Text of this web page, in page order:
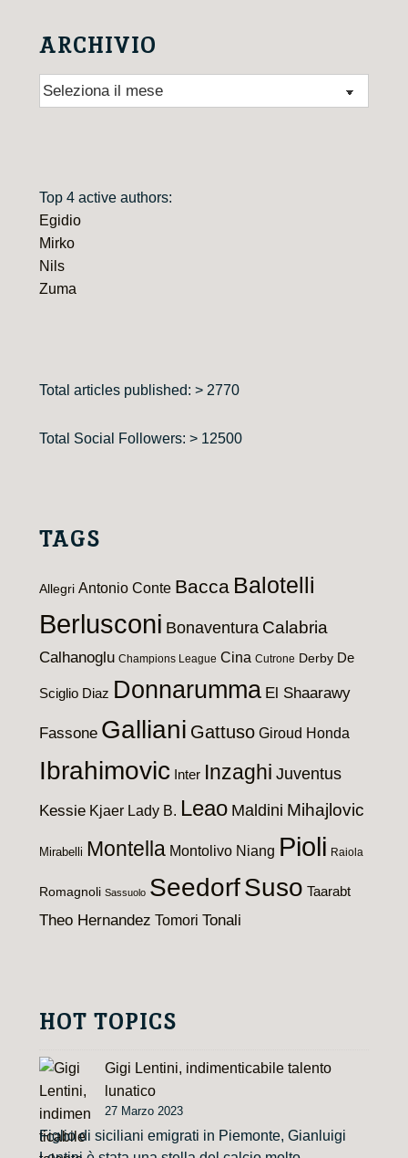
ARCHIVIO
Archivio
Top 4 active authors:
Egidio
Mirko
Nils
Zuma
Total articles published: > 2770
Total Social Followers: > 12500
TAGS
Allegri Antonio Conte Bacca Balotelli
Berlusconi Bonaventura Calabria
Calhanoglu Champions League Cina Cutrone Derby De
Sciglio Diaz Donnarumma El Shaarawy
Fassone Galliani Gattuso Giroud Honda
Ibrahimovic Inter Inzaghi Juventus
Kessie Kjaer Lady B. Leao Maldini Mihajlovic
Mirabelli Montella Montolivo Niang Pioli Raiola
Romagnoli Sassuolo SeedorfSuso Taarabt
Theo Hernandez Tomori Tonali
HOT TOPICS
Gigi Lentini, indimenticabile talento
lunatico
27 Marzo 2023
Figlio di siciliani emigrati in Piemonte, Gianluigi